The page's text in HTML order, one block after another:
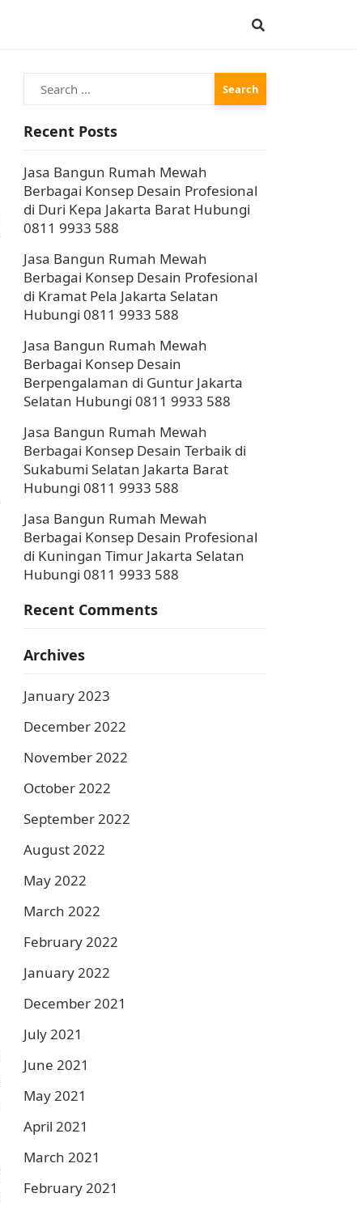
Search
for:
Recent Posts
Jasa Bangun Rumah Mewah
Berbagai Konsep Desain Profesional
di Duri Kepa Jakarta Barat Hubungi
0811 9933 588
Jasa Bangun Rumah Mewah
Berbagai Konsep Desain Profesional
di Kramat Pela Jakarta Selatan
Hubungi 0811 9933 588
Jasa Bangun Rumah Mewah
Berbagai Konsep Desain
Berpengalaman di Guntur Jakarta
Selatan Hubungi 0811 9933 588
Jasa Bangun Rumah Mewah
Berbagai Konsep Desain Terbaik di
Sukabumi Selatan Jakarta Barat
Hubungi 0811 9933 588
Jasa Bangun Rumah Mewah
Berbagai Konsep Desain Profesional
di Kuningan Timur Jakarta Selatan
Hubungi 0811 9933 588
Recent Comments
Archives
January 2023
December 2022
November 2022
October 2022
September 2022
August 2022
May 2022
March 2022
February 2022
January 2022
December 2021
July 2021
June 2021
May 2021
April 2021
March 2021
February 2021